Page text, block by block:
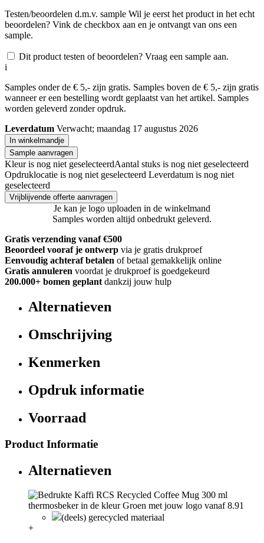
Testen/beoordelen d.m.v. sample Wil je eerst het product in het echt
beoordelen? Vink de checkbox aan en je ontvangt van ons een
sample.
Dit product testen of beoordelen? Vraag een sample aan.
i
Samples onder de € 5,- zijn gratis. Samples boven de € 5,- zijn gratis
wanneer er een bestelling wordt geplaatst van het artikel. Samples
worden geleverd zonder opdruk.
Leverdatum Verwacht; maandag 17 augustus 2026
In winkelmandje
Sample aanvragen
Kleur is nog niet geselecteerdAantal stuks is nog niet geselecteerd
Opdruklocatie is nog niet geselecteerd Leverdatum is nog niet
geselecteerd
Vrijblijvende offerte aanvragen
Je kan je logo uploaden in de winkelmand
Samples worden altijd onbedrukt geleverd.
Gratis verzending vanaf €500
Beoordeel vooraf je ontwerp via je gratis drukproef
Eenvoudig achteraf betalen of betaal gemakkelijk online
Gratis annuleren voordat je drukproef is goedgekeurd
200.000+ bomen geplant dankzij jouw hulp
Alternatieven
Omschrijving
Kenmerken
Opdruk informatie
Voorraad
Product Informatie
Alternatieven
(deels) gerecycled materiaal
+